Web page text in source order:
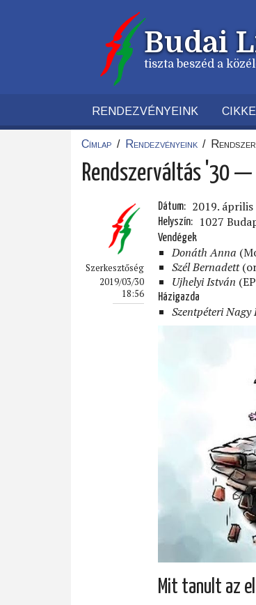
Budai
tiszta beszéd a
RENDEZVÉNYEINK
Címlap / Rendezvényeink /
Rendszerváltás '30
Szerkesztőség
2019/03/30
18:56
Dátum 2019.
Helyszín 1027
Vendégek
Donáth Anna
Szél Bernadett
Ujhelyi István
Házigazda
Szentpéteri Nagy
Mit tanult az